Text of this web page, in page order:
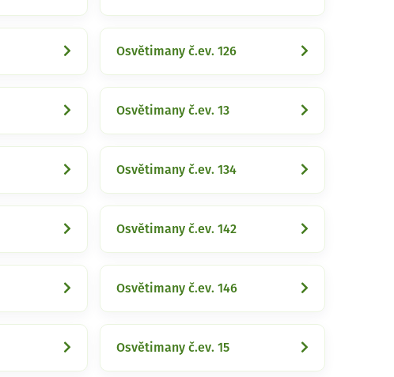
Osvětimany č.ev. 126
Osvětimany č.ev. 13
Osvětimany č.ev. 134
Osvětimany č.ev. 142
Osvětimany č.ev. 146
Osvětimany č.ev. 15